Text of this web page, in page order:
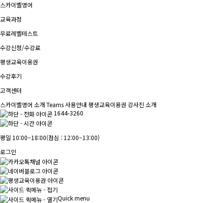
스카이벨영어
교육과정
무료레벨테스트
수강신청/수강료
평생교육이용권
수강후기
고객센터
스카이벨영어 소개Teams 사용안내 평생교육이용권 강사진 소개
1644-3260
평일 10:00~18:00(점심 : 12:00~13:00)
로그인
Quick menu